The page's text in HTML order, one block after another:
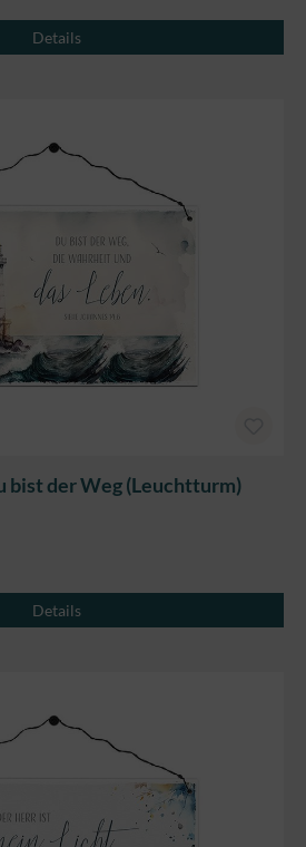
Details
bist der Weg (Leuchtturm)
Details